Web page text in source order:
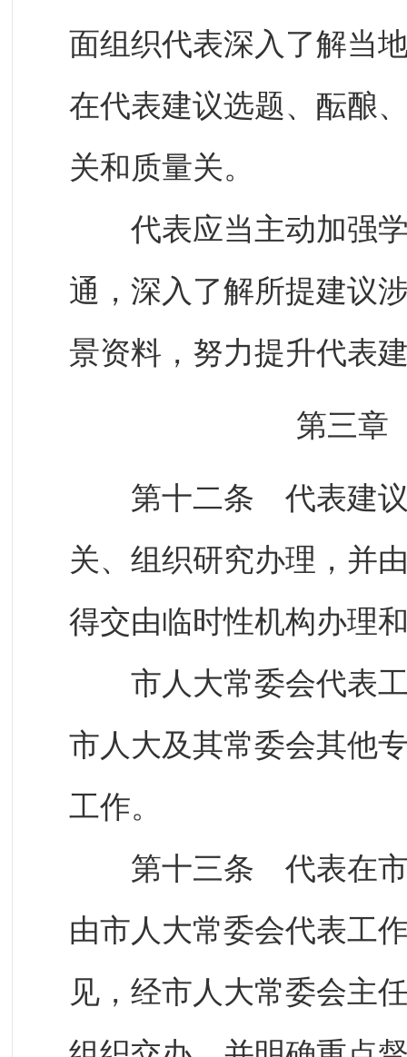
面组织代表深入了解当
在代表建议选题、酝酿
关和质量关。
代表应当主动加强学
通，深入了解所提建议
景资料，努力提升代表
第三章
第十二条 代表建议
关、组织研究办理，并
得交由临时性机构办理
市人大常委会代表工
市人大及其常委会其他
工作。
第十三条 代表在市
由市人大常委会代表工
见，经市人大常委会主